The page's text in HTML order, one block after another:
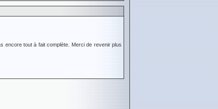
encore tout à fait complète. Merci de revenir plus